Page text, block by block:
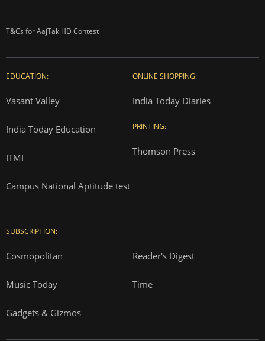
T&Cs for AajTak HD Contest
EDUCATION:
Vasant Valley
India Today Education
ITMI
Campus National Aptitude test
ONLINE SHOPPING:
India Today Diaries
PRINTING:
Thomson Press
SUBSCRIPTION:
Cosmopolitan Reader's Digest
Music Today Time
Gadgets & Gizmos